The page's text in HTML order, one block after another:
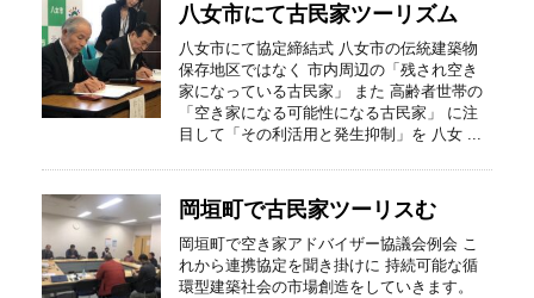
八女市にて古民家ツーリズム
八女市にて協定締結式 八女市の伝統建築物
保存地区ではなく 市内周辺の「残され空き
家になっている古民家」 また 高齢者世帯の
「空き家になる可能性になる古民家」 に注
目して「その利活用と発生抑制」を 八女 ...
岡垣町で古民家ツーリスむ
岡垣町で空き家アドバイザー協議会例会 こ
れから連携協定を聞き掛けに 持続可能な循
環型建築社会の市場創造をしていきます。